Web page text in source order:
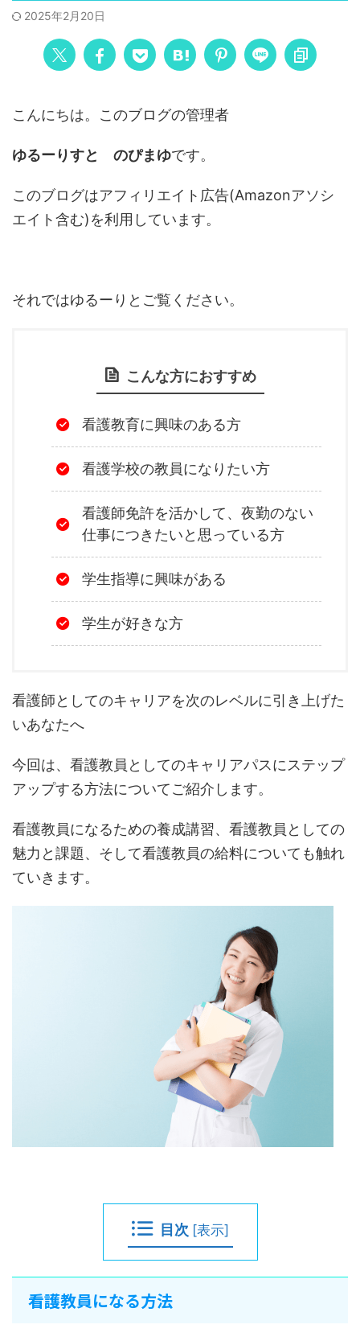
2025年2月20日
こんにちは。このブログの管理者
ゆるーりすと のぴまゆです。
このブログはアフィリエイト広告(Amazonアソシ
エイト含む)を利用しています。
それではゆるーりとご覧ください。
こんな方におすすめ
看護教育に興味のある方
看護学校の教員になりたい方
看護師免許を活かして、夜勤のない
仕事につきたいと思っている方
学生指導に興味がある
学生が好きな方
看護師としてのキャリアを次のレベルに引き上げた
いあなたへ
今回は、看護教員としてのキャリアパスにステップ
アップする方法についてご紹介します。
看護教員になるための養成講習、看護教員としての
魅力と課題、そして看護教員の給料についても触れ
ていきます。
目次 [表示]
看護教員になる方法